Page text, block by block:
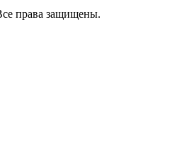
права защищены.